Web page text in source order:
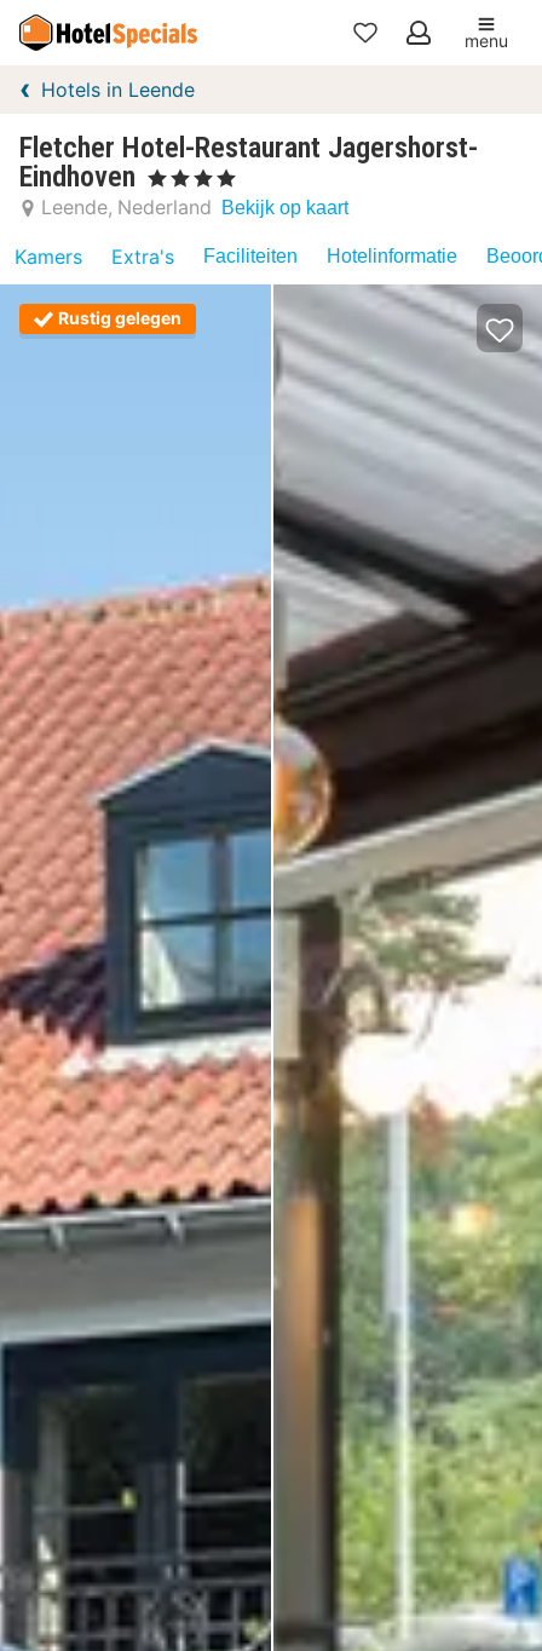
Mijn
menu
Hotels in Leende
Fletcher Hotel-Restaurant Jagershorst-
Eindhoven
, 4 Sterren
Leende Nederland Bekijk op kaart
Kamers Extra's Faciliteiten Hotelinformatie
Rustig gelegen